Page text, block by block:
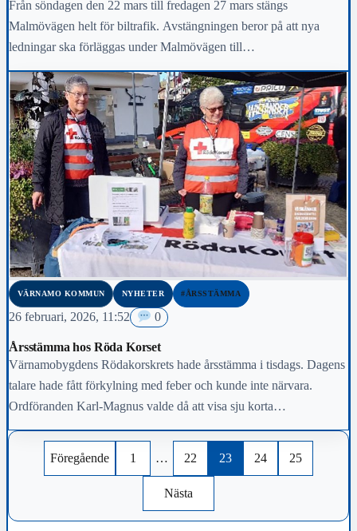
Från söndagen den 22 mars till fredagen 27 mars stängs
Malmövägen helt för biltrafik. Avstängningen beror på att nya
ledningar ska förläggas under Malmövägen till…
VÄRNAMO KOMMUN NYHETER #ÅRSSTÄMMA
26 februari, 2026, 11:52 0
Årsstämma hos Röda Korset
Värnamobygdens Rödakorskrets hade årsstämma i tisdags. Dagens
talare hade fått förkylning med feber och kunde inte närvara.
Ordföranden Karl-Magnus valde då att visa sju korta…
Föregående 1 … 22 23 24 25
Nästa